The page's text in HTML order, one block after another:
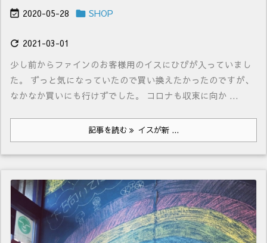
 2020-05-28  SHOP
 2021-03-01
少し前からファインのお客様用のイスにひびが入っていまし
た。 ずっと気になっていたので買い換えたかったのですが、
なかなか買いにも行けずでした。 コロナも収束に向か ...
記事を読む イスが新 ...